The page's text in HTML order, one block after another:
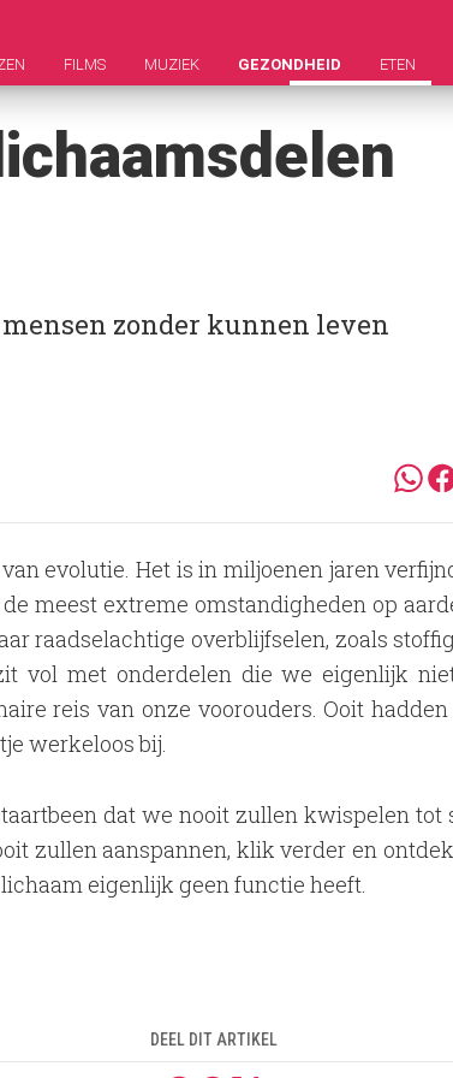
FILMS MUZIEK GEZONDHEID ETEN
zonder kunnen leven
evolutie. Het is in miljoenen jaren
meest extreme omstandigheden op
raadselachtige overblijfselen, zoals
vol met onderdelen die we eigenlijk
reis van onze voorouders. Ooit
werkeloos bij.
dat we nooit zullen kwispelen tot
zullen aanspannen, klik verder en
eigenlijk geen functie heeft.
DEEL DIT ARTIKEL